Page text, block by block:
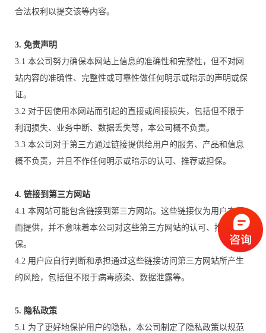
合法权利以提交该等内容。
3. 免责声明
3.1 本公司努力确保本网站上信息的准确性和完整性，但不对网
站内容的准确性、完整性或可靠性做任何明示或暗示的声明或保
证。
3.2 对于因使用本网站而引起的直接或间接损失，包括但不限于
利润损失、业务中断、数据丢失等，本公司概不负责。
3.3 本公司对于第三方通过链接提供给用户的服务、产品和信息
概不负责，并且不作任何明示或暗示的认可、推荐或担保。
4. 链接到第三方网站
4.1 本网站可能包含链接到第三方网站。这些链接仅为用户方便
而提供，并不意味着本公司对这些第三方网站的认可、推荐或担
保。
4.2 用户应自行判断和承担通过这些链接访问第三方网站所产生
的风险，包括但不限于病毒感染、数据泄露等。
5. 隐私政策
5.1 为了更好地保护用户的隐私，本公司制定了隐私政策以规范